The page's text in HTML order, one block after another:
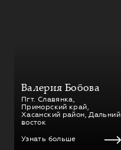
Валерия Бобова
Пгт. Славянка,
Приморский край,
Хасанский район, Дальний
восток
Узнать больше